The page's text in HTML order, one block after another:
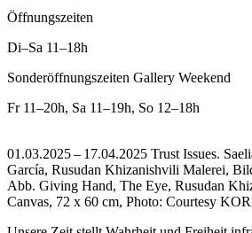
Öffnungszeiten
Di–Sa 11–18h
Sonderöffnungszeiten Gallery Weekend
Fr 11–20h, Sa 11–19h, So 12–18h
01.03.2025 – 17.04.2025 Trust Issues.
García, Rusudan Khizanishvili Malerei,
Abb. Giving Hand, The Eye, Rusudan
Canvas, 72 x 60 cm, Photo: Courtesy